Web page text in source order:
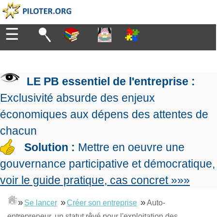
Diriger
de
l'entreprise
Démocratique
Conception
la
de
La
Organiser
la
production
L'Excellence
Opérationnelle
Lean
Management
La
Méthode
Manager
Manager
projets
Les
Outils
du
de
Progresser
▶
Mesurer
la
performance
Tableau
de
Entreprendre
▶
Salarié→Entrepreneur
La
Se
☰
LE PB essentiel de l'entreprise :
Exclusivité absurde des enjeux
économiques aux dépens des attentes de
chacun
Solution : Mettre en oeuvre une
gouvernance participative et démocratique,
voir le guide pratique, cas concret »»»
» Se lancer »Créer son entreprise »Auto-